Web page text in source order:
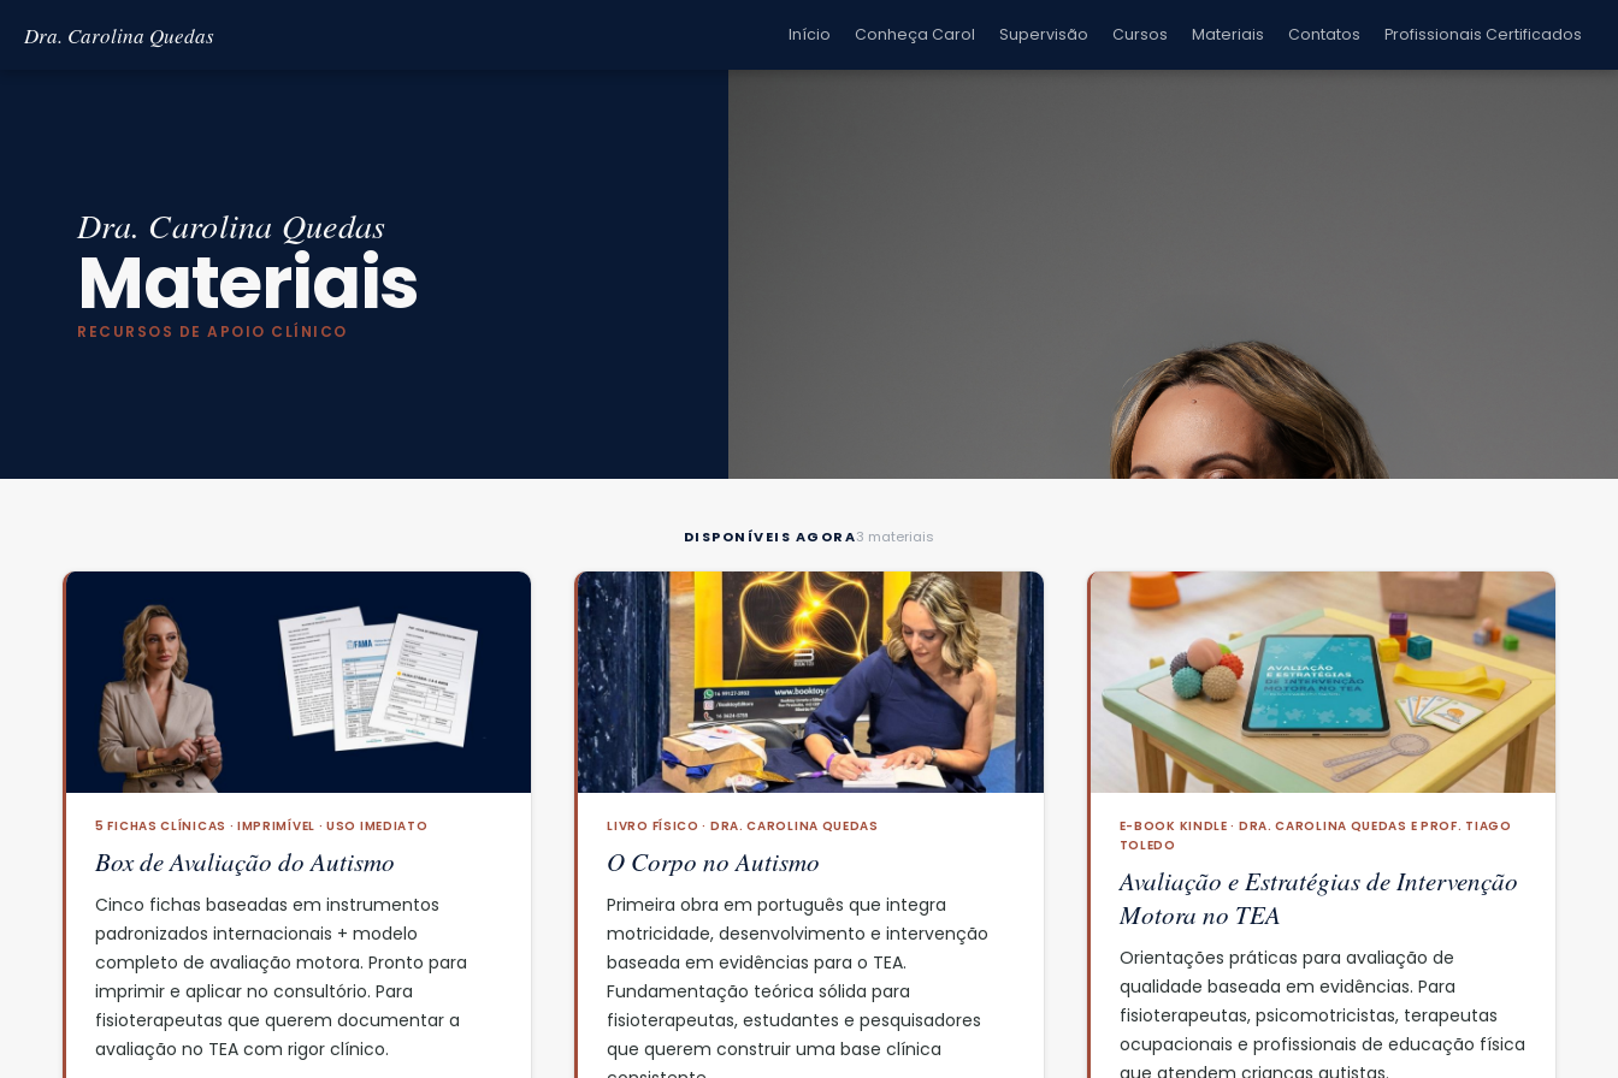
Dra. Carolina Quedas Início Conheça Carol Supervisão Cursos Materiais Contatos Profissionais Certificados
Dra. Carolina Quedas
Materiais
RECURSOS DE APOIO CLÍNICO
DISPONÍVEIS AGORA3 materiais
5 FICHAS CLÍNICAS · IMPRIMÍVEL · USO IMEDIATO
Box de Avaliação do Autismo
Cinco fichas baseadas em instrumentos
padronizados internacionais + modelo
completo de avaliação motora. Pronto para
imprimir e aplicar no consultório. Para
fisioterapeutas que querem documentar a
avaliação no TEA com rigor clínico.
LIVRO FÍSICO · DRA. CAROLINA QUEDAS
O Corpo no Autismo
Primeira obra em português que integra
motricidade, desenvolvimento e intervenção
baseada em evidências para o TEA.
Fundamentação teórica sólida para
fisioterapeutas, estudantes e pesquisadores
que querem construir uma base clínica
E-BOOK KINDLE · DRA. CAROLINA QUEDAS E PROF. TIAGO
TOLEDO
Avaliação e Estratégias de Intervenção
Motora no TEA
Orientações práticas para avaliação de
qualidade baseada em evidências. Para
fisioterapeutas, psicomotricistas, terapeutas
ocupacionais e profissionais de educação física
que atendem crianças autistas.